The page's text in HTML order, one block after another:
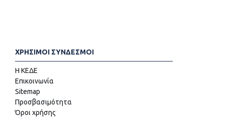
ΧΡΗΣΙΜΟΙ ΣΥΝΔΕΣΜΟΙ
Η ΚΕΔΕ
Επικοινωνία
Sitemap
Προσβασιμότητα
Όροι χρήσης